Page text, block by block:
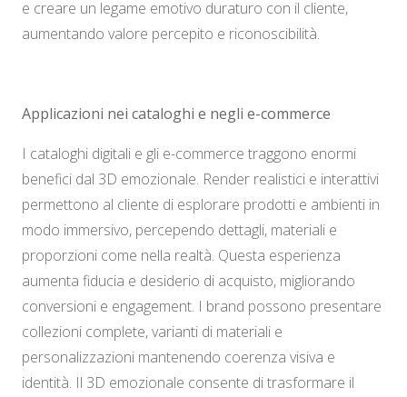
e creare un legame emotivo duraturo con il cliente,
aumentando valore percepito e riconoscibilità.
Applicazioni nei cataloghi e negli e-commerce
I cataloghi digitali e gli e-commerce traggono enormi
benefici dal 3D emozionale. Render realistici e interattivi
permettono al cliente di esplorare prodotti e ambienti in
modo immersivo, percependo dettagli, materiali e
proporzioni come nella realtà. Questa esperienza
aumenta fiducia e desiderio di acquisto, migliorando
conversioni e engagement. I brand possono presentare
collezioni complete, varianti di materiali e
personalizzazioni mantenendo coerenza visiva e
identità. Il 3D emozionale consente di trasformare il